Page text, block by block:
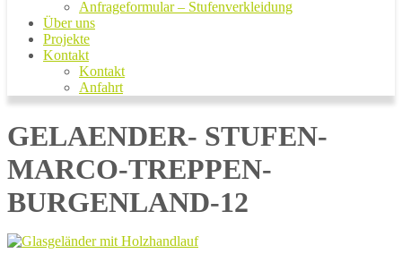
Anfrageformular – Stufenverkleidung
Über uns
Projekte
Kontakt
Kontakt
Anfahrt
GELAENDER- STUFEN-
MARCO-TREPPEN-
BURGENLAND-12